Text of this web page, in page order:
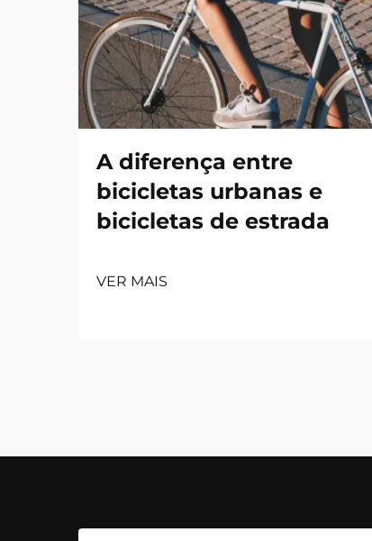
A diferença entre
bicicletas urbanas e
bicicletas de estrada
VER MAIS